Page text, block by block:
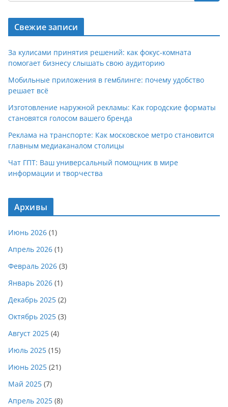
Свежие записи
За кулисами принятия решений: как фокус-комната
помогает бизнесу слышать свою аудиторию
Мобильные приложения в гемблинге: почему удобство
решает всё
Изготовление наружной рекламы: Как городские форматы
становятся голосом вашего бренда
Реклама на транспорте: Как московское метро становится
главным медиаканалом столицы
Чат ГПТ: Ваш универсальный помощник в мире
информации и творчества
Архивы
Июнь 2026 (1)
Апрель 2026 (1)
Февраль 2026 (3)
Январь 2026 (1)
Декабрь 2025 (2)
Октябрь 2025 (3)
Август 2025 (4)
Июль 2025 (15)
Июнь 2025 (21)
Май 2025 (7)
Апрель 2025 (8)